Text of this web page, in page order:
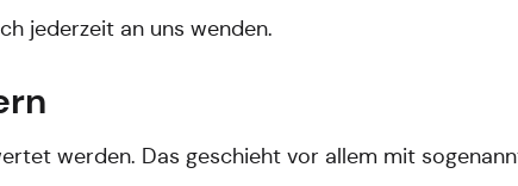
jederzeit an uns wenden.
werden. Das geschieht vor allem mit